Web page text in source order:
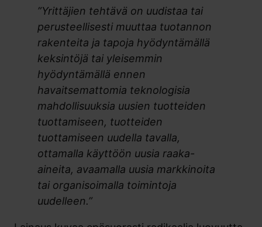
”Yrittäjien tehtävä on uudistaa tai
perusteellisesti muuttaa tuotannon
rakenteita ja tapoja hyödyntämällä
keksintöjä tai yleisemmin
hyödyntämällä ennen
havaitsemattomia teknologisia
mahdollisuuksia uusien tuotteiden
tuottamiseen, tuotteiden
tuottamiseen uudella tavalla,
ottamalla käyttöön uusia raaka-
aineita, avaamalla uusia markkinoita
tai organisoimalla toimintoja
uudelleen.”